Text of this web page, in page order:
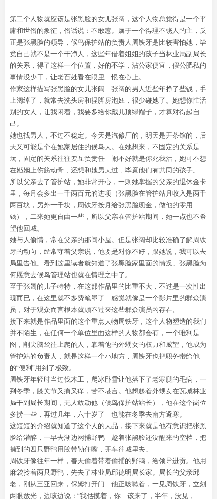
第二个人物就应该是张黑脸的女儿张阔，这个人物总觉得是一个平
庸和世俗的象征，俗话说：不敢惹。属于一个得理不饶人的主，反
正是张黑脸的领导，候鸟保护站的负责人周铁牙是比较害怕她，毕
竟自己就不是一个干净人，这些年借着姐姐的孩子当林业局副局长
的关系，得了这样一个位置，好的不学，沾公家便宜，假公肥私的
事情没少干，让老百姓看在眼里，恨在心上。
作家这样描写张黑脸的女儿张阔，张阔的男人近些年挣了些钱，手
上阔绰了，就常去洗头房和捏脚房泡妞，很少碰她了。她想你忙活
别的女人，让我闲着，我要多给你戴几顶绿帽子，才算对得起自
己。
她也找男人，不过不稳定。今天是汽修厂的，明天是开茶馆的，后
天又可能是个在她家居住的候鸟人。在她想来，不固定的关系是
玩，固定的关系往往要互负责任，闹不好就是你死我活，她可不想
在婚姻上伤筋动骨，还想和她男人过，毕竟他们有共同的孩子。
所以父亲去了管护站，她非常开心，一则她掌握的父亲的退休金卡
里，每月会多出一千两百元的进项（张黑脸在管护站月收入是两千
两百块，另外一千块，周铁牙按月给张黑脸现金，做他的零用
钱），二来她更自由一些，所以父亲在管护站期间，她一点也不希
望他回城。
她与人偷情，常在父亲的那间小屋。但是张阔却比较准确了解周铁
牙的动向，经常守着父亲说，他要是对你不好，跟她说，我可以去
局里告他。看到这里读者就知道了张黑脸家里面的情况。张黑脸为
何愿意去候鸟管理站也就在情理之中了。
至于张阔的儿子特特，在这部作品里的比重不大，不过是一次性出
现而已，在这里就不多费笔墨了，感觉就像是一个影片里的群众演
员，对于观众而言根本就顾不过来这些群众演员的存在。
接下来就是作品里面的这个重点人物周铁牙，这个人物塑造的我们
并不陌生，在任何一个单位里面这样的人物都会有，一个唯利是
图，削尖脑袋往上爬的人，靠着他的外甥女的权力和威望，他成为
管护站的负责人，就是这样一个小地方，周铁牙也把职务带给他
的“便利”用到了极致。
周铁牙年轻时当过伐木工，爬冰卧雪让他落下了老寒腿的毛病，一
到冬季，膝关节又痛又痒，苦不堪言。他想趁着外甥女在瓦城林业
局干副局长期间，无人敢动他（候鸟保护站站长），他在这个岗位
多捞一些，再过几年，六十岁了，也能在冬季去南方避寒。
这短短的介绍就知道了这个人的人品，接下来就是他有意识把张黑
脸给灌醉，一早去湖边网捕野鸭，趁着张黑脸还没醒来的空档，把
捕到的四只野鸭用胶带勒住嘴，开车往城里去。
周铁牙像往年一样，春天偷着带着偷捕的野鸭，给领导进贡。他用
麻袋拎着两只野鸭，先去了林业局邱德明局长家。局长的父亲邱
老，刚从三亚回来，保姆打开门，他正咳嗽着，一见周铁牙，立刻
两眼放光，边咳边说：“我估摸着，你，该来了，半年，没见，